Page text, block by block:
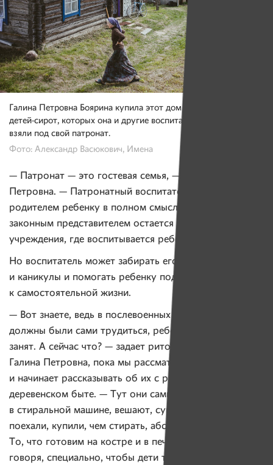
Галина Петровна Боярина купила этот дом специально для
детей-сирот, которых она и другие воспитатели «Отрады»,
взяли под свой патронат.
Фото: Александр Васюкович, Имена
— Патронат — это гостевая семья, — объясняет Галина
Петровна. — Патронатный воспитатель не становится
родителем ребенку в полном смысле этого слова —
законным представителем остается руководитель
учреждения, где воспитывается ребенок.
Но воспитатель может забирать его на выходные
и каникулы и помогать ребенку подготовиться
к самостоятельной жизни.
— Вот знаете, ведь в послевоенных интернатах дети
должны были сами трудиться, ребенок был все время
занят. А сейчас что? — задает риторический вопрос
Галина Петровна, пока мы рассматриваем участок,
и начинает рассказывать об их с ребятами
деревенском быте. — Тут они сами стирают
в стиральной машине, вешают, сушат все. Сами
поехали, купили, чем стирать, абсолютно все сами.
То, что готовим на костре и в печке, так это я, честно
говоря, специально, чтобы дети трудились